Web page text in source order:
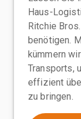
Haus-
Ritchie
benötigen.
kümmern
Transports,
effizient
zu bringen.